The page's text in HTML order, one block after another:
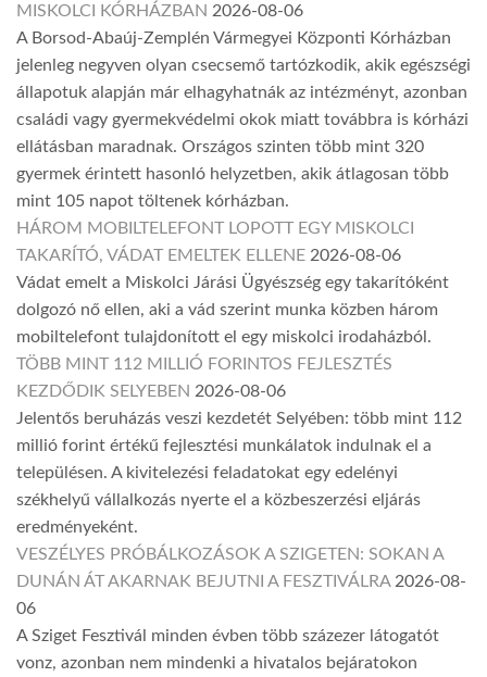
MISKOLCI KÓRHÁZBAN 2026-08-06
A Borsod-Abaúj-Zemplén Vármegyei Központi Kórházban
jelenleg negyven olyan csecsemő tartózkodik, akik egészségi
állapotuk alapján már elhagyhatnák az intézményt, azonban
családi vagy gyermekvédelmi okok miatt továbbra is kórházi
ellátásban maradnak. Országos szinten több mint 320
gyermek érintett hasonló helyzetben, akik átlagosan több
mint 105 napot töltenek kórházban.
HÁROM MOBILTELEFONT LOPOTT EGY MISKOLCI
TAKARÍTÓ, VÁDAT EMELTEK ELLENE 2026-08-06
Vádat emelt a Miskolci Járási Ügyészség egy takarítóként
dolgozó nő ellen, aki a vád szerint munka közben három
mobiltelefont tulajdonított el egy miskolci irodaházból.
TÖBB MINT 112 MILLIÓ FORINTOS FEJLESZTÉS
KEZDŐDIK SELYEBEN 2026-08-06
Jelentős beruházás veszi kezdetét Selyében: több mint 112
millió forint értékű fejlesztési munkálatok indulnak el a
településen. A kivitelezési feladatokat egy edelényi
székhelyű vállalkozás nyerte el a közbeszerzési eljárás
eredményeként.
VESZÉLYES PRÓBÁLKOZÁSOK A SZIGETEN: SOKAN A
DUNÁN ÁT AKARNAK BEJUTNI A FESZTIVÁLRA 2026-08-
06
A Sziget Fesztivál minden évben több százezer látogatót
vonz, azonban nem mindenki a hivatalos bejáratokon